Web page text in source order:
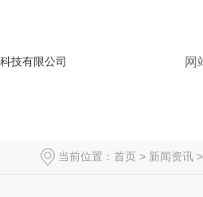
网
当前位置： 首页 > 新闻资讯 >